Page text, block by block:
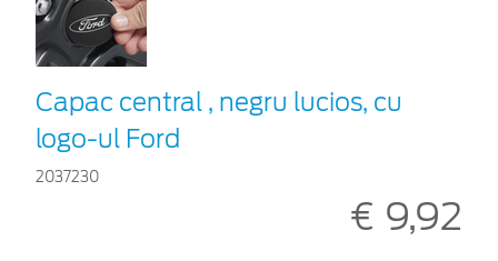
Capac central , negru lucios, cu
logo-ul Ford
2037230
€ 9,92